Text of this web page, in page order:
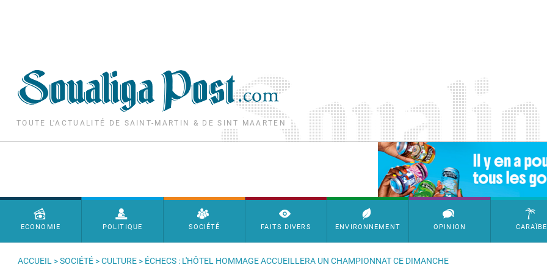
TOUTE L'ACTUALITÉ DE SAINT-MARTIN & DE SINT MAARTEN
SimpleAds Block Bannière
Menu principal
ECONOMIE POLITIQUE SOCIÉTÉ FAITS DIVERS ENVIRONNEMENT OPINION CARAÏBE
ACCUEIL >SOCIÉTÉ >CULTURE > ÉCHECS : L'HÔTEL HOMMAGE ACCUEILLERA UN CHAMPIONNAT CE DIMANCHE